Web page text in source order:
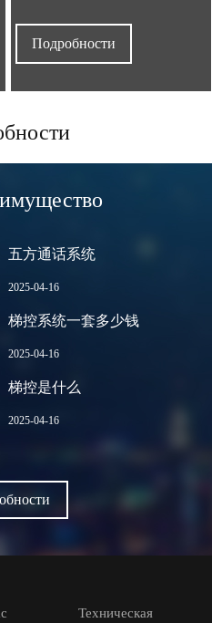
Подробности
五方通话系统
2025-04-16
梯控系统一套多少钱
2025-04-16
梯控是什么
2025-04-16
Техническая